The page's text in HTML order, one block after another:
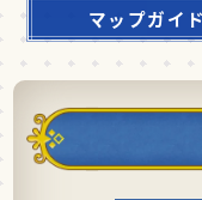
マップガイド